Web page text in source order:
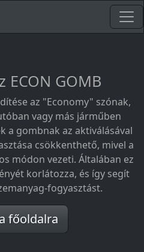
GOMB
az "Economy" szónak,
vagy más járműben
a gombnak az aktiválásával
csökkenthető, mivel a
módon vezeti. Általában ez
korlátozza, és így segít
fogyasztást.
főoldalra